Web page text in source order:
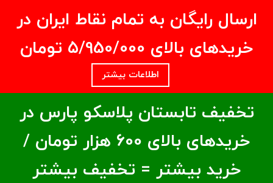
ارسال رایگان به تمام نقاط ایران در
خریدهای بالای ۵/950/000 تومان
اطلاعات بیشتر
تخفیف تابستان پلاسکو پارس در
خریدهای بالای ۶00 هزار تومان /
خرید بیشتر = تخفیف بیشتر